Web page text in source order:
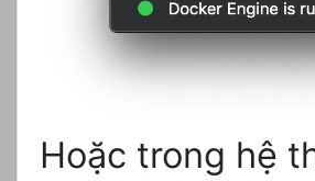
Hoặc trong hệ